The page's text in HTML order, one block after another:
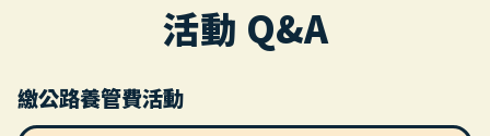
活動 Q&A
繳公路養管費活動